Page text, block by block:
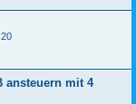
ansteuern mit 4